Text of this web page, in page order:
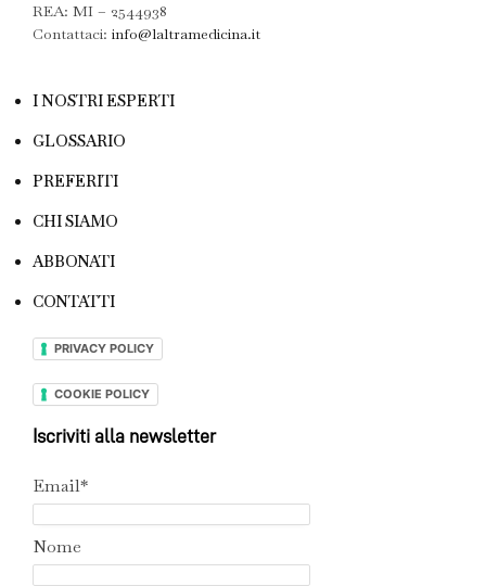
REA: MI – 2544938
Contattaci: info@laltramedicina.it
I NOSTRI ESPERTI
GLOSSARIO
PREFERITI
CHI SIAMO
ABBONATI
CONTATTI
PRIVACY POLICY
COOKIE POLICY
Iscriviti alla newsletter
Email*
Nome